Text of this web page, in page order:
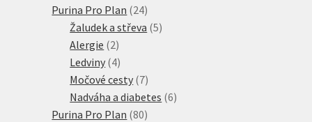
Purina Pro Plan 2424
produktů
Žaludek a střeva 55
Alergie 22
produkty
Ledviny 44
produkty
Močové cesty 77
produktů
Nadváha a diabetes 66
Purina Pro Plan 8080